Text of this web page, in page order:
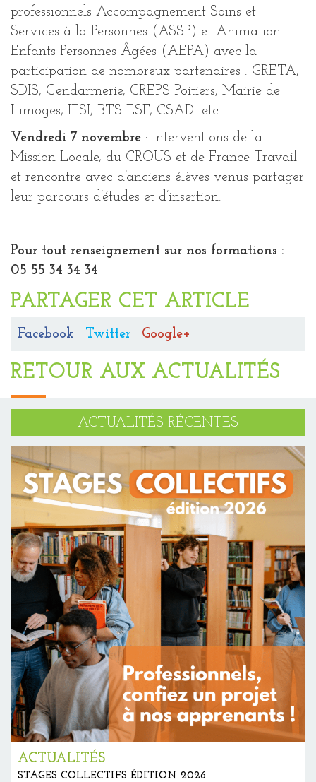
professionnels Accompagnement Soins et
Services à la Personnes (ASSP) et Animation
Enfants Personnes Âgées (AEPA) avec la
participation de nombreux partenaires : GRETA,
SDIS, Gendarmerie, CREPS Poitiers, Mairie de
Limoges, IFSI, BTS ESF, CSAD…etc.
Vendredi 7 novembre : Interventions de la
Mission Locale, du CROUS et de France Travail
et rencontre avec d’anciens élèves venus partager
leur parcours d’études et d’insertion.
Pour tout renseignement sur nos formations :
05 55 34 34 34
PARTAGER CET ARTICLE
Facebook Twitter Google+
RETOUR AUX ACTUALITÉS
ACTUALITÉS RÉCENTES
ACTUALITÉS
STAGES COLLECTIFS ÉDITION 2026